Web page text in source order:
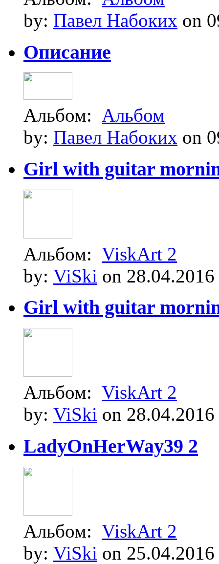
by: Павел Набоких on
Описание
Альбом: Альбом
by: Павел Набоких on
Girl with guitar
Альбом: ViskArt 2
by: ViSki on 28.04.2016
Girl with guitar
Альбом: ViskArt 2
by: ViSki on 28.04.2016
LadyOnHerWay39 2
Альбом: ViskArt 2
by: ViSki on 25.04.2016